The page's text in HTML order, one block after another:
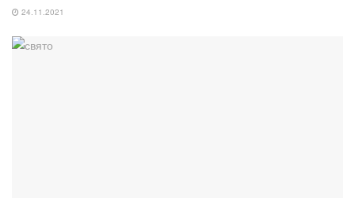
24.11.2021